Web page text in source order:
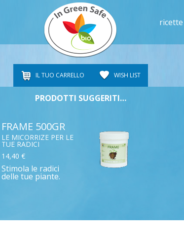
ricette
IL TUO CARRELLO WISH LIST
PRODOTTI SUGGERITI…
FRAME 500GR
LE MICORRIZE PER LE
TUE RADICI
14,40 €
Stimola le radici
delle tue piante.